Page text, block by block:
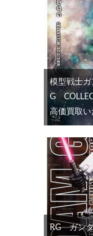
模型戦士
G
高価買取
RG ガン